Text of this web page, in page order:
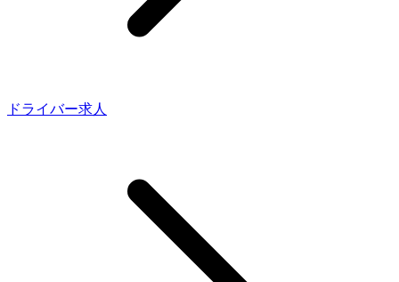
ドライバー求人